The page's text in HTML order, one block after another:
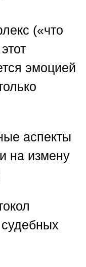
(«что
эмоцией
аспекты
на измену